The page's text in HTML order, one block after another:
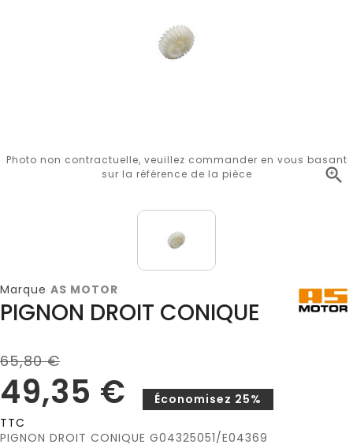

Photo non contractuelle, veuillez commander en vous basant
sur la référence de la pièce
Marque AS MOTOR
PIGNON DROIT CONIQUE
65,80 €
49,35 €
Économisez 25%
TTC
PIGNON DROIT CONIQUE G04325051/E04369